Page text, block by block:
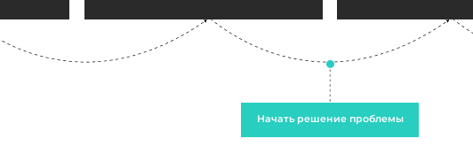
Начать решение проблемы